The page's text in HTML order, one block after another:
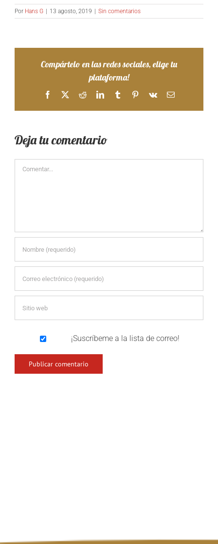
Por Hans G 13 agosto, 2019 Sin comentarios
Compártelo en las redes sociales, elige tu
plataforma!
Facebook
X RedditLinkedInTumblrPinterest
Vk
Correo
Deja tu comentario
¡Suscríbeme a la lista de correo!